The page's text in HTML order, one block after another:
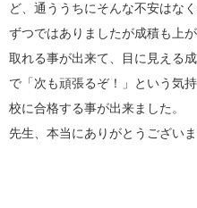
ど、通ううちにそんな不安はな
ずつではありましたが成積も上
取れる事が出来て、目に見える
で「次も頑張るぞ！」という気
校に合格する事が出来ました。
先生、本当にありがとうございま